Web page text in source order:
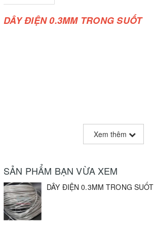
DÂY ĐIỆN 0.3MM TRONG SUỐT
Xem thêm
SẢN PHẨM BẠN VỪA XEM
DÂY ĐIỆN 0.3MM TRONG SUỐT